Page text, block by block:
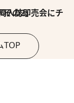
チャレンジ その2」
TOP